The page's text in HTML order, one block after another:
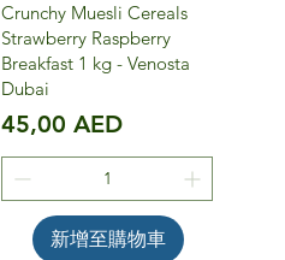
Crunchy Muesli Cereals
Strawberry Raspberry
Breakfast 1 kg - Venosta
Dubai
價格
45,00 AED
新增至購物車